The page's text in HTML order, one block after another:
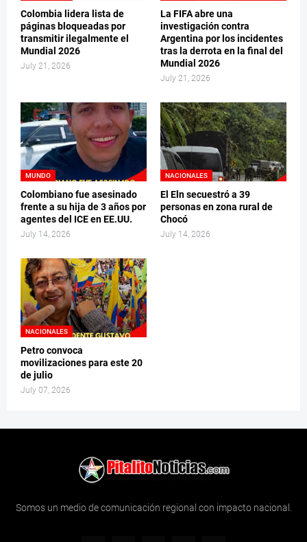
Colombia lidera lista de
páginas bloqueadas por
transmitir ilegalmente el
Mundial 2026
July 21, 2026
La FIFA abre una
investigación contra
Argentina por los incidentes
tras la derrota en la final del
Mundial 2026
July 21, 2026
MUNDO
Colombiano fue asesinado
frente a su hija de 3 años por
agentes del ICE en EE.UU.
July 14, 2026
NACIONALES
El Eln secuestró a 39
personas en zona rural de
Chocó
July 14, 2026
NACIONALES
Petro convoca
movilizaciones para este 20
de julio
July 07, 2026
Somos un medio de comunicación regional con impacto nacional.